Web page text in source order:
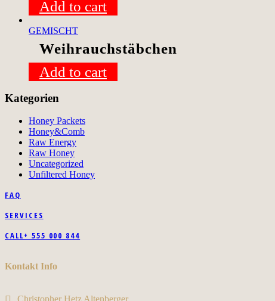
Add to cart
GEMISCHT
Weihrauchstäbchen
Add to cart
Kategorien
Honey Packets
Honey&Comb
Raw Energy
Raw Honey
Uncategorized
Unfiltered Honey
FAQ
SERVICES
CALL+ 555 000 844
Kontakt Info